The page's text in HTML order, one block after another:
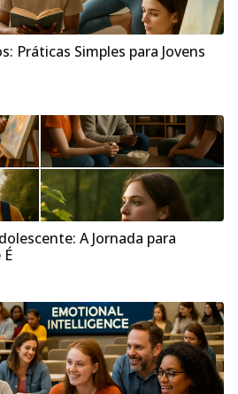
Práticas Simples para Jovens
A Jornada para